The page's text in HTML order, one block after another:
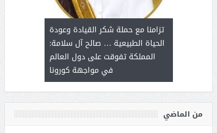
مع
بنت
تزامنا مع حملة شكر القيادة وعودة
الحياة الطبيعية … صالح آل سلامة:
المملكة تفوقت على دول العالم
في مواجهة كورونا
آل شرمه:
على برامج
هي أساس
من الماضي